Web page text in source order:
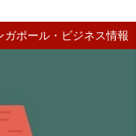
ガポール・ビジネス情報